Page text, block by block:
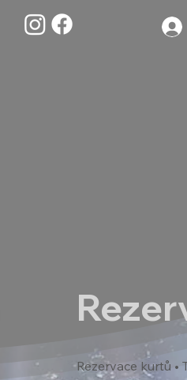
Rezervace kurtů •